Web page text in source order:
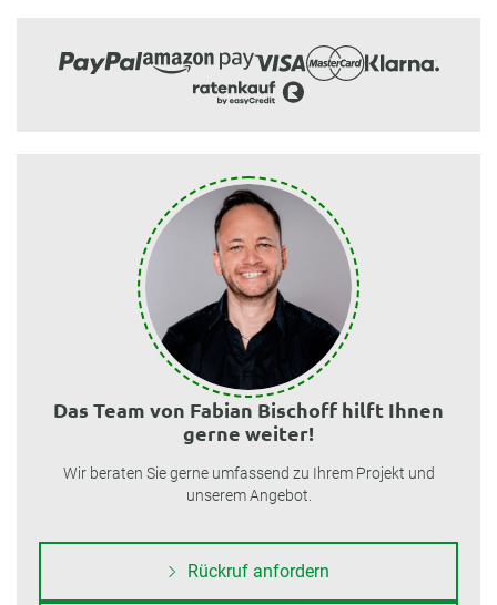
Das Team von Fabian Bischoff hilft Ihnen
gerne weiter!
Wir beraten Sie gerne umfassend zu Ihrem Projekt und
unserem Angebot.
Rückruf anfordern